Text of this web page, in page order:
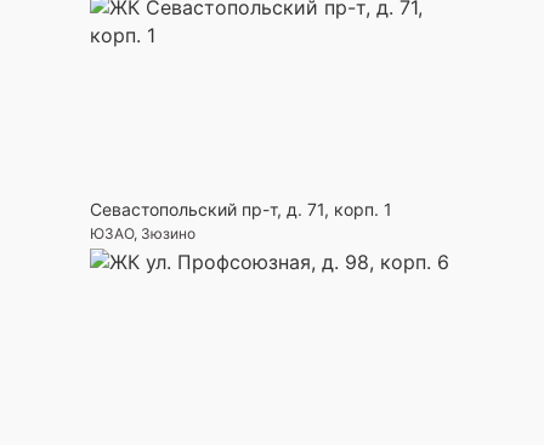
Севастопольский пр-т, д. 71, корп. 1
ЮЗАО, Зюзино